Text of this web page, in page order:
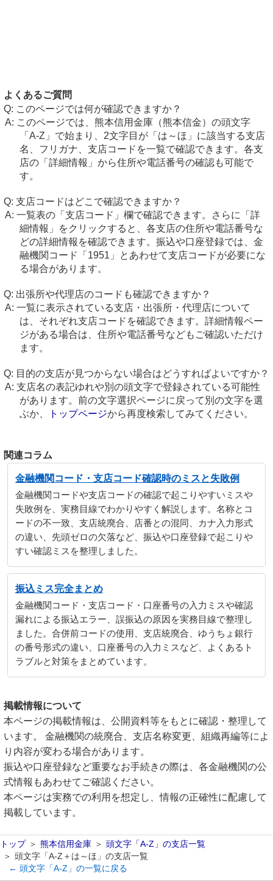
よくあるご質問
このページでは何が確認できますか？
このページでは、熊本信用金庫（熊本信金）の頭文字
「A-Z」で始まり、2文字目が「は～ほ」に該当する支店
名、フリガナ、支店コードを一覧で確認できます。各支
店の「詳細情報」から住所や電話番号の確認も可能で
す。
支店コードはどこで確認できますか？
一覧表の「支店コード」欄で確認できます。さらに「詳
細情報」をクリックすると、各支店の住所や電話番号な
どの詳細情報を確認できます。振込や口座登録では、金
融機関コード「1951」とあわせて支店コードが必要にな
る場合があります。
出張所や代理店のコードも確認できますか？
一覧に表示されている支店・出張所・代理店について
は、それぞれ支店コードを確認できます。詳細情報ペー
ジがある場合は、住所や電話番号などもご確認いただけ
ます。
目的の支店が見つからない場合はどうすればよいですか？
支店名の表記ゆれや別の頭文字で登録されている可能性
があります。前の文字選択ページに戻って別の文字を選
ぶか、
トップページから再度検索してみてください。
関連コラム
金融機関コード・支店コード確認時のミスと失敗例
金融機関コードや支店コードの確認で起こりやすいミスや
失敗例を、実務目線でわかりやすく解説します。名称とコ
ードの不一致、支店統廃合、店番との混同、カナ入力形式
の違い、先頭ゼロの欠落など、振込や口座登録で起こりや
すい確認ミスを整理しました。
振込ミス完全まとめ
金融機関コード・支店コード・口座番号の入力ミスや確認
漏れによる振込エラー、誤振込の原因を実務目線で整理し
ました。合併前コードの使用、支店統廃合、ゆうちょ銀行
の番号形式の違い、口座番号の入力ミスなど、よくあるト
ラブルと対策をまとめています。
掲載情報について
本ページの掲載情報は、公開資料等をもとに確認・整理して
います。 金融機関の統廃合、支店名称変更、組織再編等によ
り内容が変わる場合があります。
振込や口座登録など重要なお手続きの際は、各金融機関の公
式情報もあわせてご確認ください。
本ページは実務での利用を想定し、情報の正確性に配慮して
掲載しています。
トップ 熊本信用金庫
頭文字「A-Z」の支店一覧
頭文字「A-Z＋は～ほ」の支店一覧
← 頭文字「A-Z」の一覧に戻る